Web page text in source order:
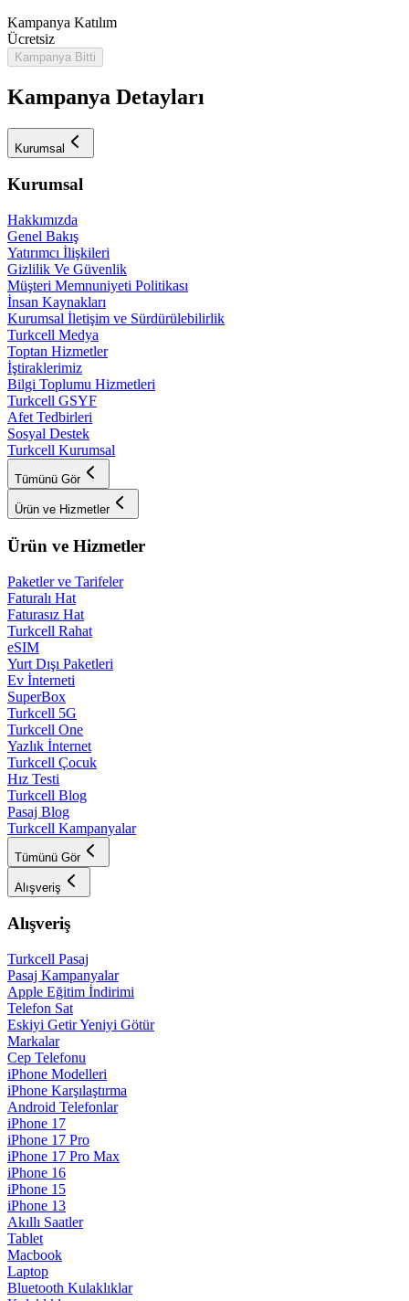
Kampanya Katılım
Ücretsiz
Kampanya Bitti
Kampanya Detayları
Kurumsal
Kurumsal
Hakkımızda
Genel Bakış
Yatırımcı İlişkileri
Gizlilik Ve Güvenlik
Müşteri Memnuniyeti Politikası
İnsan Kaynakları
Kurumsal İletişim ve Sürdürülebilirlik
Turkcell Medya
Toptan Hizmetler
İştiraklerimiz
Bilgi Toplumu Hizmetleri
Turkcell GSYF
Afet Tedbirleri
Sosyal Destek
Turkcell Kurumsal
Tümünü Gör
Ürün ve Hizmetler
Ürün ve Hizmetler
Paketler ve Tarifeler
Faturalı Hat
Faturasız Hat
Turkcell Rahat
eSIM
Yurt Dışı Paketleri
Ev İnterneti
SuperBox
Turkcell 5G
Turkcell One
Yazlık İnternet
Turkcell Çocuk
Hız Testi
Turkcell Blog
Pasaj Blog
Turkcell Kampanyalar
Tümünü Gör
Alışveriş
Alışveriş
Turkcell Pasaj
Pasaj Kampanyalar
Apple Eğitim İndirimi
Telefon Sat
Eskiyi Getir Yeniyi Götür
Markalar
Cep Telefonu
iPhone Modelleri
iPhone Karşılaştırma
Android Telefonlar
iPhone 17
iPhone 17 Pro
iPhone 17 Pro Max
iPhone 16
iPhone 15
iPhone 13
Akıllı Saatler
Tablet
Macbook
Laptop
Bluetooth Kulaklıklar